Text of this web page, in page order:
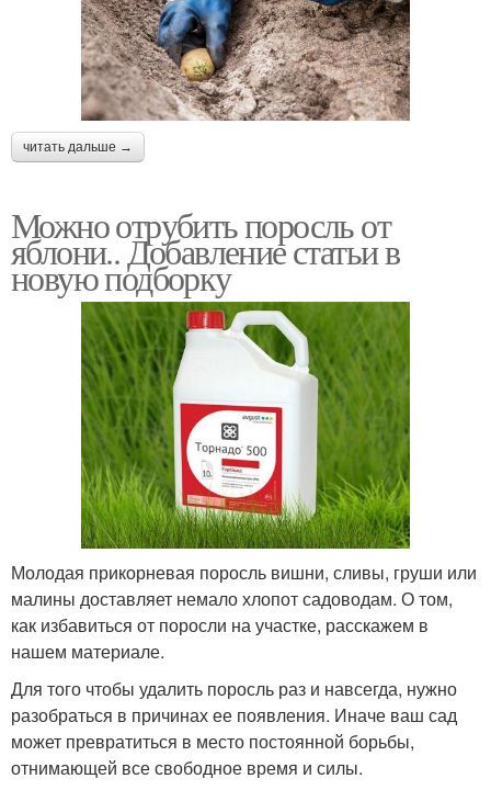
читать дальше →
Можно отрубить поросль от
яблони.. Добавление статьи в
новую подборку
Молодая прикорневая поросль вишни, сливы, груши или
малины доставляет немало хлопот садоводам. О том,
как избавиться от поросли на участке, расскажем в
нашем материале.
Для того чтобы удалить поросль раз и навсегда, нужно
разобраться в причинах ее появления. Иначе ваш сад
может превратиться в место постоянной борьбы,
отнимающей все свободное время и силы.